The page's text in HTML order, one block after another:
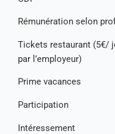
Rémunération selon
Tickets restaurant (5€/
par l’employeur)
Prime vacances
Participation
Intéressement